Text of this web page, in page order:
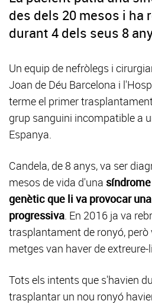
des dels 20 mesos i ha
durant 4 dels seus 8
Un equip de nefròlegs i
Joan de Déu Barcelona i
terme el primer
grup sanguini incompatible a
Espanya.
Candela, de 8 anys, va ser
mesos de vida d'una
genètic que li va provocar
progressiva. En 2016 ja va
trasplantament de ronyó, però
metges van haver de extreure-
Tots els intents que s'havien
trasplantar un nou ronyó